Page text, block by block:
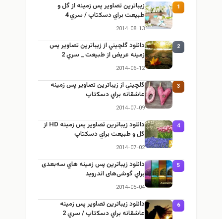
1
زيباترين تصاوير پس زمينه از گل و
طبيعت براي دسكتاپ / سري 4
2014-08-13
2
دانلود گلچيني از زيباترين تصاوير پس
زمينه عريض از طبيعت _ سري 2
2014-06-12
3
گلچيني از زيباترين تصاوير پس زمينه
عاشقانه براي دسكتاپ
2014-07-09
4
دانلود زيباترين تصاوير پس زمينه HD از
گل و طبيعت براي دسكتاپ
2014-07-02
5
دانلود زيباترين پس زمينه هاي سه‌بعدی
براي گوشی‌های اندرويد
2014-05-04
6
دانلود زيباترين تصاوير پس زمينه
عاشقانه براي دسكتاپ / سري 2